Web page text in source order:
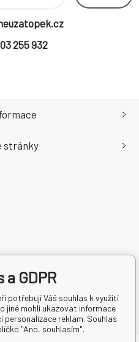
255 932
stránky
GDPR
potřebují Váš souhlas k využití
jiné mohli ukazovat informace
personalizace reklam. Souhlas
"Ano, souhlasím".